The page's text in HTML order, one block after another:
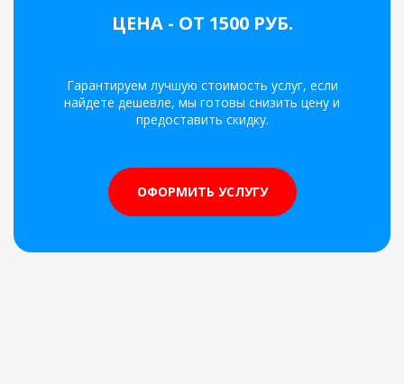
ЦЕНА - ОТ 1500 РУБ.
Гарантируем лучшую стоимость услуг, если
найдете дешевле, мы готовы снизить цену и
предоставить скидку.
ОФОРМИТЬ УСЛУГУ